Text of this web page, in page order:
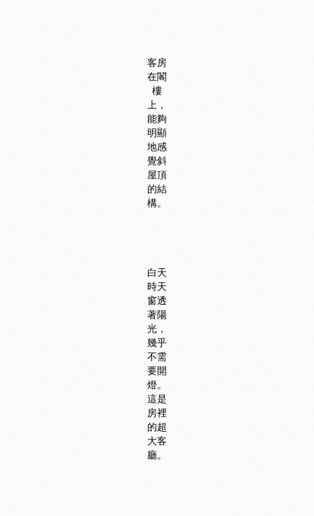
客房
在閣
樓
上，
能夠
明顯
地感
覺斜
屋頂
的結
構。
白天
時天
窗透
著陽
光，
幾乎
不需
要開
燈。
這是
房裡
的超
大客
廳。